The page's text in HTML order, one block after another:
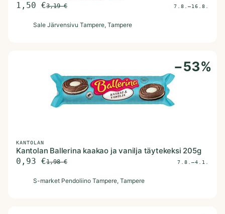
1,50 €3,19€ 7.8.–16.8.
Sale Järvensivu Tampere, Tampere
−53%
KANTOLAN
Kantolan Ballerina kaakao ja vanilja täytekeksi 205g
0,93 €1,98€ 7.8.–4.1.
S-market Pendoliino Tampere, Tampere